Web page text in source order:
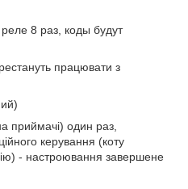
реле 8 раз, коды будут
працювати з
приймачі) один раз,
керування (коту
- настроювання завершене